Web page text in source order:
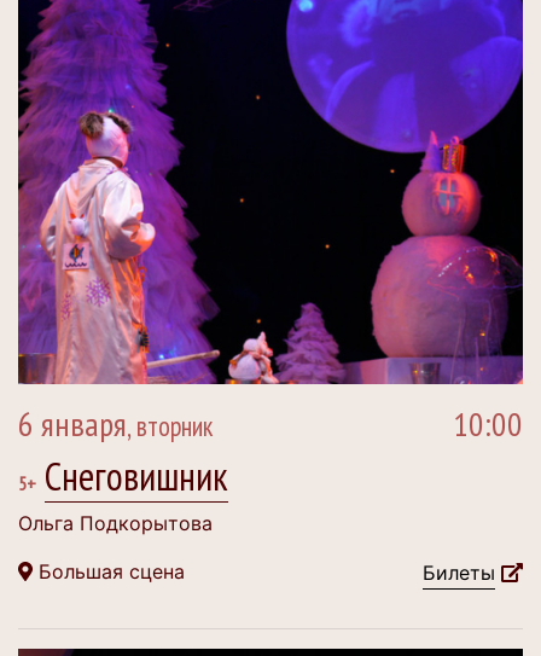
6 января, вторник 10:00
5+ Снеговишник
Ольга Подкорытова
Большая сцена
Билеты